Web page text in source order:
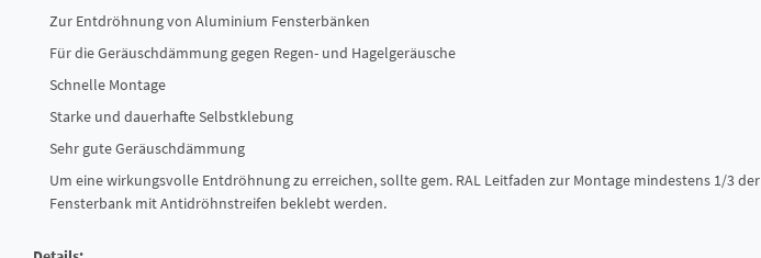
Zur Entdröhnung von Aluminium Fensterbänken
Für die Geräuschdämmung gegen Regen- und Hagelgeräusche
Schnelle Montage
Starke und dauerhafte Selbstklebung
Sehr gute Geräuschdämmung
Um eine wirkungsvolle Entdröhnung zu erreichen, sollte gem. RAL Leitfaden zur Montage mindestens 1/3 der
Fensterbank mit Antidröhnstreifen beklebt werden.